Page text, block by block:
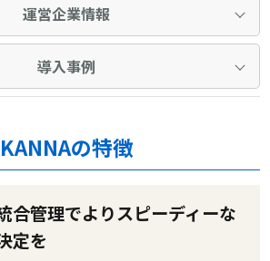
運営企業情報
導入事例
KANNAの特徴
合管理でよりスピーディーな
定を